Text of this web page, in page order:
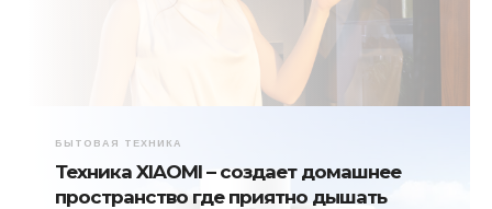
БЫТОВАЯ ТЕХНИКА
Техника XIAOMI – создает домашнее
пространство где приятно дышать